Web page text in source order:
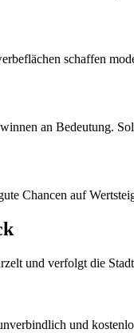
schaffen
an Bedeutung.
Chancen auf
und verfolgt die
und